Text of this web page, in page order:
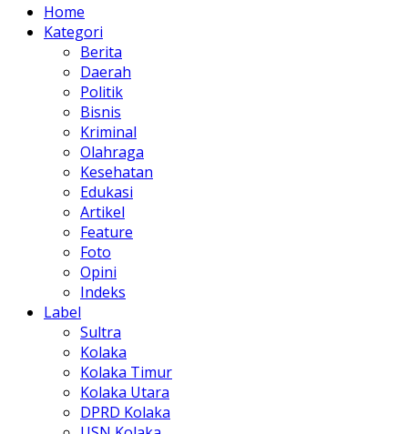
Home
Kategori
Berita
Daerah
Politik
Bisnis
Kriminal
Olahraga
Kesehatan
Edukasi
Artikel
Feature
Foto
Opini
Indeks
Label
Sultra
Kolaka
Kolaka Timur
Kolaka Utara
DPRD Kolaka